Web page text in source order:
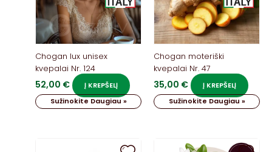
Chogan lux unisex
kvepalai Nr. 124
52,00 €
Į KREPŠELĮ
Sužinokite Daugiau »
Chogan moteriški
kvepalai Nr. 47
35,00 €
Į KREPŠELĮ
Sužinokite Daugiau »